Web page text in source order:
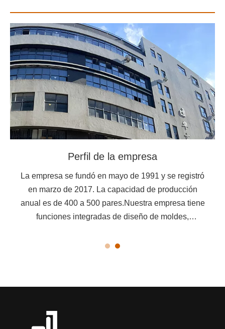
Cultura corporativa
Propósito de la empresa: cooperación beneficiosa
para todos y promover el desarrollo de la industria
Gestión de la empresa: la política de calidad de
'buscar el refinamiento y la practicidad, explorar e
la empresa de antemano incluyen una tasa de